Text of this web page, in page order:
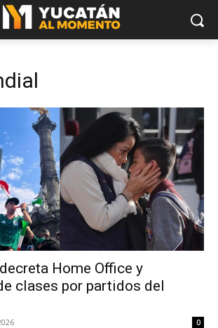
Home Office y
clases por partidos del
0